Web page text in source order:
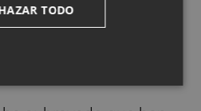
están mucho mejor,
por hacer", ha
TODO